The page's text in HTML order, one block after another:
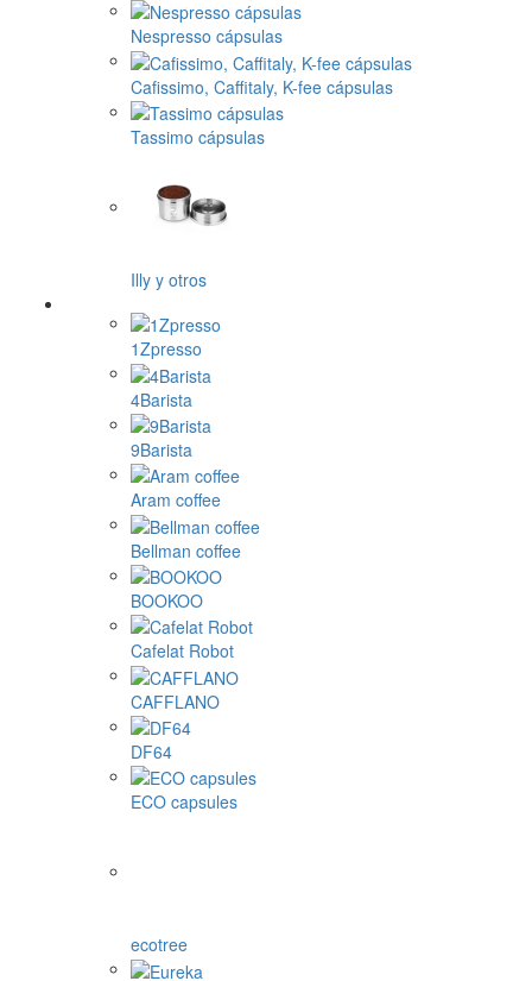
Nespresso cápsulas
Cafissimo, Caffitaly, K-fee cápsulas
Tassimo cápsulas
Illy y otros
1Zpresso
4Barista
9Barista
Aram coffee
Bellman coffee
BOOKOO
Cafelat Robot
CAFFLANO
DF64
ECO capsules
ecotree